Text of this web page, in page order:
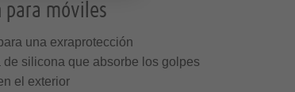
para móviles
una exraprotección
de silicona que absorbe los golpes
el exterior